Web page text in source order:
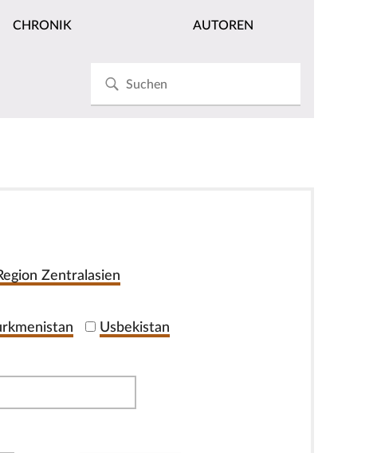
CHRONIK AUTOREN
Zentralasien
Usbekistan